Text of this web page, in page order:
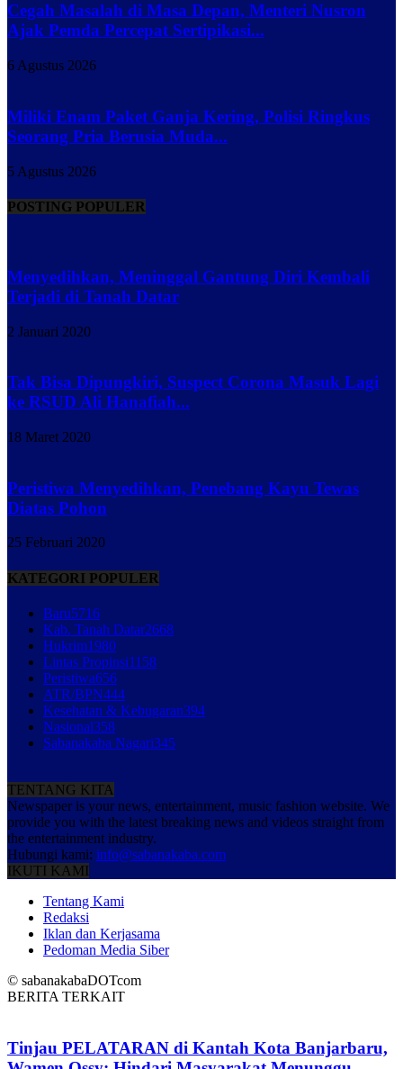
Cegah Masalah di Masa Depan, Menteri Nusron
Ajak Pemda Percepat Sertipikasi...
6 Agustus 2026
Miliki Enam Paket Ganja Kering, Polisi Ringkus
Seorang Pria Berusia Muda...
5 Agustus 2026
POSTING POPULER
Menyedihkan, Meninggal Gantung Diri Kembali
Terjadi di Tanah Datar
2 Januari 2020
Tak Bisa Dipungkiri, Suspect Corona Masuk Lagi
ke RSUD Ali Hanafiah...
18 Maret 2020
Peristiwa Menyedihkan, Penebang Kayu Tewas
Diatas Pohon
25 Februari 2020
KATEGORI POPULER
Baru5716
Kab. Tanah Datar2668
Hukrim1980
Lintas Propinsi1158
Peristiwa656
ATR/BPN444
Kesehatan & Kebugaran394
Nasional358
Sabanakaba Nagari345
TENTANG KITA
Newspaper is your news, entertainment, music fashion website. We
provide you with the latest breaking news and videos straight from
the entertainment industry.
Hubungi kami: info@sabanakaba.com
IKUTI KAMI
Tentang Kami
Redaksi
Iklan dan Kerjasama
Pedoman Media Siber
© sabanakabaDOTcom
BERITA TERKAIT
Tinjau PELATARAN di Kantah Kota Banjarbaru,